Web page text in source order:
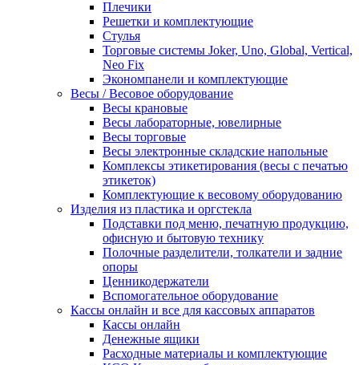
Плечики
Решетки и комплектующие
Стулья
Торговые системы Joker, Uno, Global, Vertical,
Neo Fix
Экономпанели и комплектующие
Весы / Весовое оборудование
Весы крановые
Весы лабораторные, ювелирные
Весы торговые
Весы электронные складские напольные
Комплексы этикетирования (весы с печатью
этикеток)
Комплектующие к весовому оборудованию
Изделия из пластика и оргстекла
Подставки под меню, печатную продукцию,
офисную и бытовую технику
Полочные разделители, толкатели и задние
опоры
Ценникодержатели
Вспомогательное оборудование
Кассы онлайн и все для кассовых аппаратов
Кассы онлайн
Денежные ящики
Расходные материалы и комплектующие